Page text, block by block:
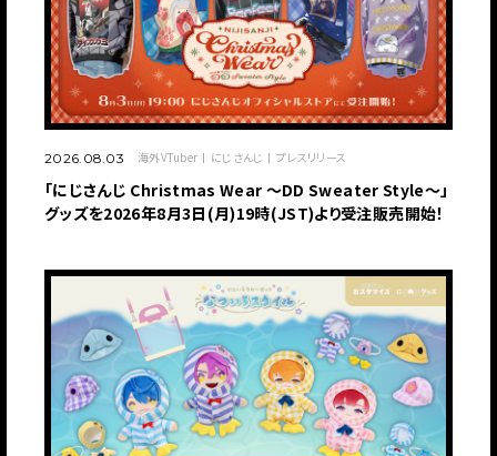
2026.08.03 海外VTuber にじさんじ プレスリリース
「にじさんじ Christmas Wear 〜DD Sweater Style〜」
グッズを2026年8月3日(月)19時(JST)より受注販売開始！